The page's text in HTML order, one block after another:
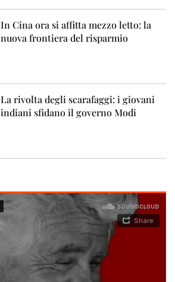
In Cina ora si affitta mezzo letto: la
nuova frontiera del risparmio
La rivolta degli scarafaggi: i giovani
indiani sfidano il governo Modi